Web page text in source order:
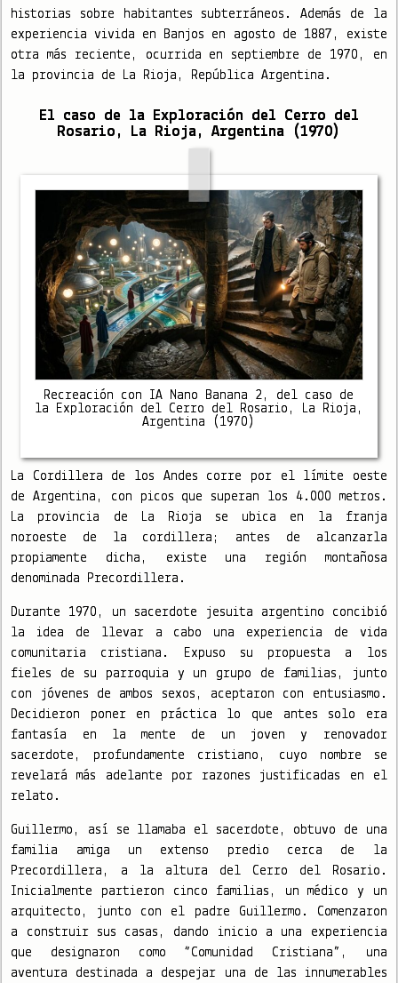
historias sobre habitantes subterráneos. Además de la
experiencia vivida en Banjos en agosto de 1887, existe
otra más reciente, ocurrida en septiembre de 1970, en
la provincia de La Rioja, República Argentina.
El caso de la Exploración del Cerro del
Rosario, La Rioja, Argentina (1970)
Recreación con IA Nano Banana 2, del caso de
la Exploración del Cerro del Rosario, La Rioja,
Argentina (1970)
La Cordillera de los Andes corre por el límite oeste
de Argentina, con picos que superan los 4.000 metros.
La provincia de La Rioja se ubica en la franja
noroeste de la cordillera; antes de alcanzarla
propiamente dicha, existe una región montañosa
denominada Precordillera.
Durante 1970, un sacerdote jesuita argentino concibió
la idea de llevar a cabo una experiencia de vida
comunitaria cristiana. Expuso su propuesta a los
fieles de su parroquia y un grupo de familias, junto
con jóvenes de ambos sexos, aceptaron con entusiasmo.
Decidieron poner en práctica lo que antes solo era
fantasía en la mente de un joven y renovador
sacerdote, profundamente cristiano, cuyo nombre se
revelará más adelante por razones justificadas en el
relato.
Guillermo, así se llamaba el sacerdote, obtuvo de una
familia amiga un extenso predio cerca de la
Precordillera, a la altura del Cerro del Rosario.
Inicialmente partieron cinco familias, un médico y un
arquitecto, junto con el padre Guillermo. Comenzaron
a construir sus casas, dando inicio a una experiencia
que designaron como “Comunidad Cristiana”, una
aventura destinada a despejar una de las innumerables